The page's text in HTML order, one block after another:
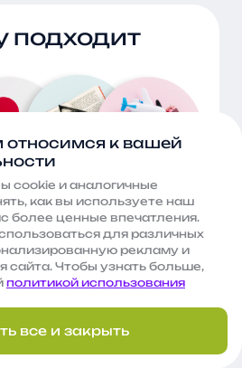
подходит
магазины)
Медицина
к вашей
сооkie и аналогичные
как вы используете наш
более ценные впечатления.
для различных
рекламу и
сайта. Чтобы узнать больше,
политикой использования
все и закрыть